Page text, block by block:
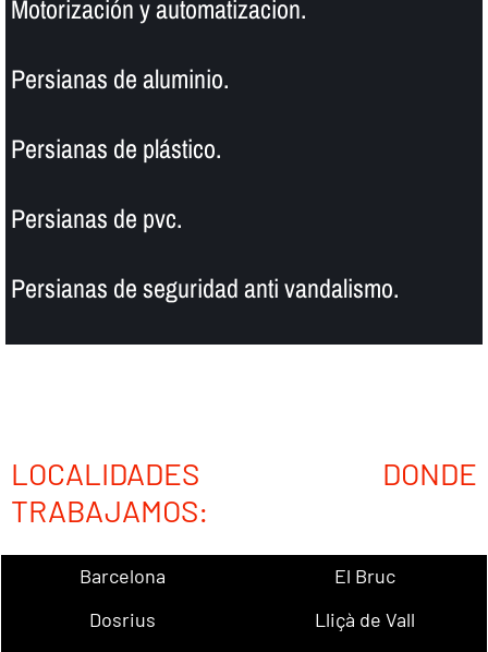
Motorización y automatizacion.
Persianas de aluminio.
Persianas de plástico.
Persianas de pvc.
Persianas de seguridad anti vandalismo.
LOCALIDADES DONDE
TRABAJAMOS:
Barcelona
El Bruc
Dosrius
Lliçà de Vall